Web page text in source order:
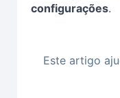
configurações.
Este artigo